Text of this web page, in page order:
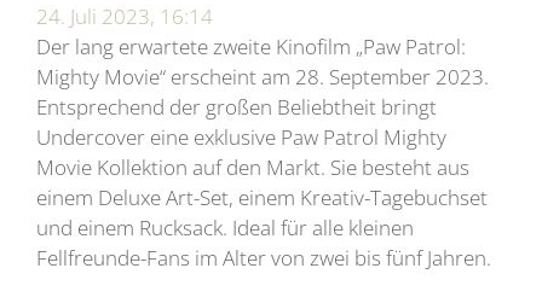
24. Juli 2023, 16:14
Der lang erwartete zweite Kinofilm „Paw Patrol:
Mighty Movie“ erscheint am 28. September 2023.
Entsprechend der großen Beliebtheit bringt
Undercover eine exklusive Paw Patrol Mighty
Movie Kollektion auf den Markt. Sie besteht aus
einem Deluxe Art-Set, einem Kreativ-Tagebuchset
und einem Rucksack. Ideal für alle kleinen
Fellfreunde-Fans im Alter von zwei bis fünf Jahren.